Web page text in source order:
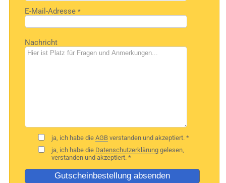
E-Mail-Adresse*
Bitte
lasse
dieses
Nachricht
ja, ich habe dieAGB verstanden und akzeptiert. *
ja, ich habe die Datenschutzerklärung gelesen,
verstanden und akzeptiert. *